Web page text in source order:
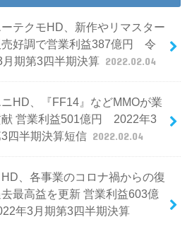
テクモHD、新作やリマスター
売好調で営業利益387億円 令
月期第3四半期決算 2022.02.04
HD、『FF14』などMMOが業
献 営業利益501億円 2022年3
3四半期決算短信 2022.02.04
、各事業のコロナ禍からの復
最高益を更新 営業利益603億
年3月期第3四半期決算